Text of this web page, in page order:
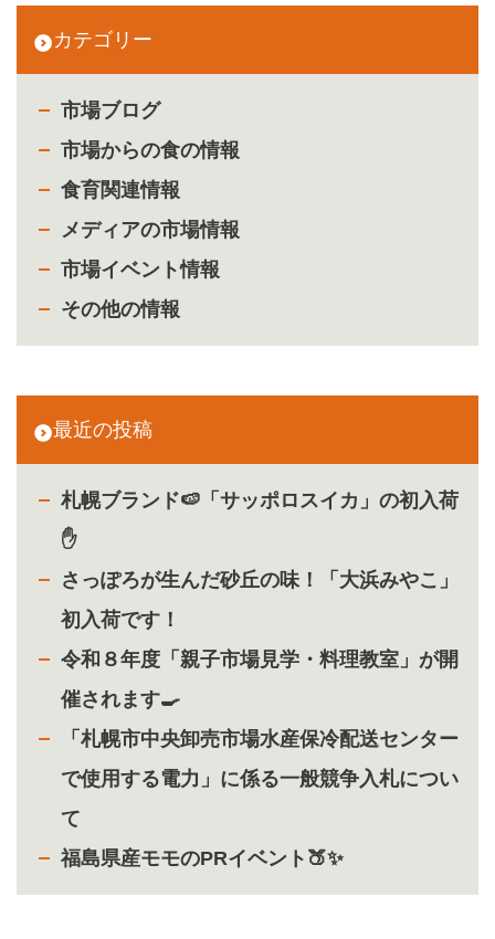
カテゴリー
市場ブログ
市場からの食の情報
食育関連情報
メディアの市場情報
市場イベント情報
その他の情報
最近の投稿
札幌ブランド🍉「サッポロスイカ」の初入荷
✋
さっぽろが生んだ砂丘の味！「大浜みやこ」
初入荷です！
令和８年度「親子市場見学・料理教室」が開
催されます🍳
「札幌市中央卸売市場水産保冷配送センター
で使用する電力」に係る一般競争入札につい
て
福島県産モモのPRイベント🍑✨